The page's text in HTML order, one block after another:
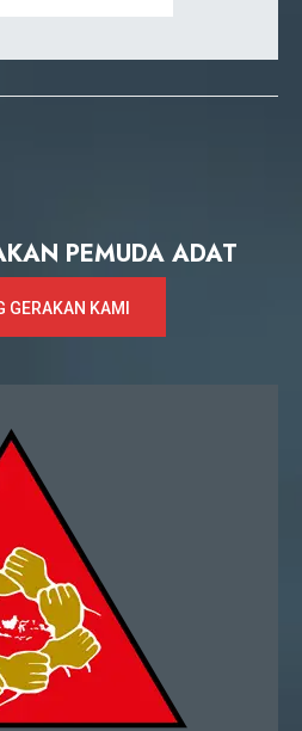
PEMUDA ADAT
GERAKAN KAMI